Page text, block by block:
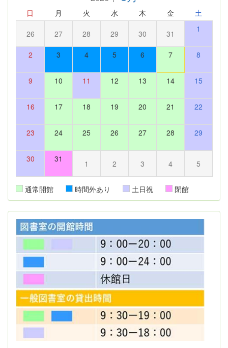
日 月 火 水 木 金 土
26 27 28 29 30 31 1
2 3 4 5 6 7 8
9 10 11 12 13 14 15
16 17 18 19 20 21 22
23 24 25 26 27 28 29
30 31 1 2 3 4 5
通常開館 時間外あり 土日祝 閉館